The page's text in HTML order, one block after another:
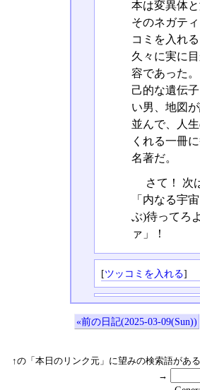
本は変異体と
そのネガテ
コミを入れ
久々に実に
容であった
己的な遺伝
い男、地図
並んで、人
くれる一冊
名著だ。
さて！ 次
「内なる宇
ぶ)待ってろ
ァ」！
[ツッコミを入れる]
«前の日記(2025-03-09(Sun))
↑の「本日のリンク元」に望みの検索語があ
→